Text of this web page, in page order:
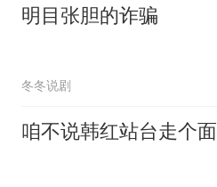
明目张胆的诈骗
冬冬说剧
咱不说韩红站台走个面